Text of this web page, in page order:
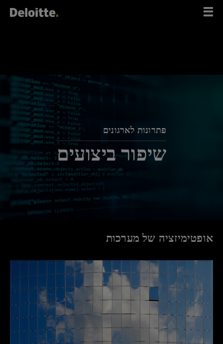
לתוכן
פתרונות לארגונים
שיפור ביצועים
אופטימיזציה של מערכות